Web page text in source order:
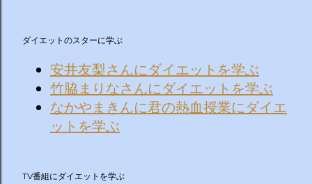
ダイエットのスターに学ぶ
安井友梨さんにダイエットを学ぶ
竹脇まりなさんにダイエットを学ぶ
なかやまきんに君の熱血授業にダイエ
ットを学ぶ
TV番組にダイエットを学ぶ